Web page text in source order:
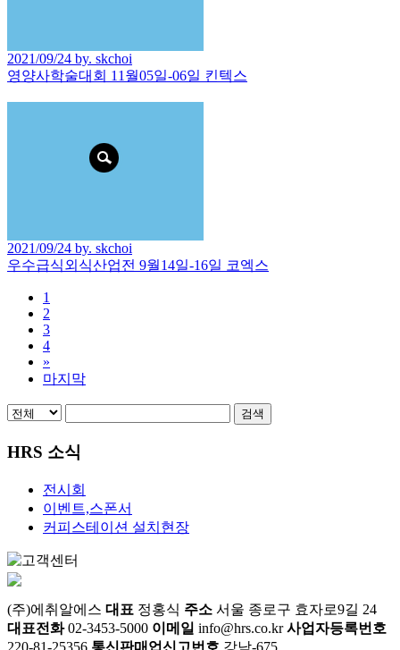
2021/09/24 by. skchoi
영양사학술대회 11월05일-06일 킨텍스
2021/09/24 by. skchoi
우수급식외식산업전 9월14일-16일 코엑스
1
2
3
4
»
마지막
검색
HRS 소식
전시회
이벤트,스폰서
커피스테이션 설치현장
(주)에취알에스 대표 정홍식 주소 서울 종로구 효자로9길 24
대표전화02-3453-5000 이메일 info@hrs.co.kr 사업자등록번호